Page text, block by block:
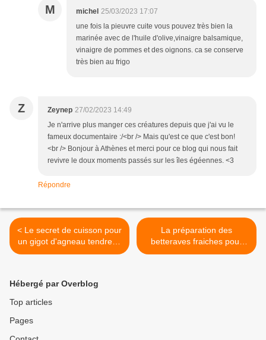
M michel 25/03/2023 17:07
une fois la pieuvre cuite vous pouvez très bien la
marinée avec de l'huile d'olive,vinaigre balsamique,
vinaigre de pommes et des oignons. ca se conserve
très bien au frigo
Z Zeynep 27/02/2023 14:49
Je n'arrive plus manger ces créatures depuis que j'ai vu le
fameux documentaire :/<br /> Mais qu'est ce que c'est bon!
<br /> Bonjour à Athènes et merci pour ce blog qui nous fait
revivre le doux moments passés sur les îles égéennes. <3
Répondre
< Le secret de cuisson pour
un gigot d'agneau tendre et
parfumé
La préparation des
betteraves fraiches pour
une cuisson fondante au
Hébergé par Overblog
Top articles
Pages